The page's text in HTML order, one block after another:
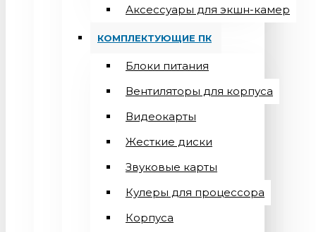
Аксессуары для экшн-камер
КОМПЛЕКТУЮЩИЕ ПК
Блоки питания
Вентиляторы для корпуса
Видеокарты
Жесткие диски
Звуковые карты
Кулеры для процессора
Корпуса